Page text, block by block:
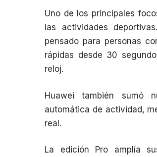
Uno de los principales
las actividades
pensado para personas
rápidas desde 30
reloj.
Huawei también sumó
automática de actividad,
real.
La edición Pro amplía